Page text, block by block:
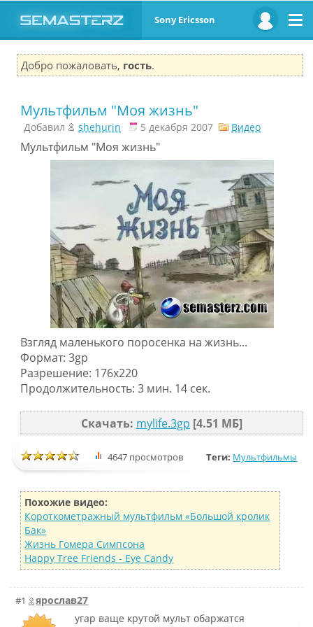
Sony Ericsson
Добро пожаловать, гость.
Мультфильм "Моя жизнь"
Добавил shehurin 5 декабря 2007 Видео
Мультфильм "Моя жизнь"
Взгляд маленького поросенка на жизнь...
Формат: 3gp
Разрешение: 176х220
Продолжительность: 3 мин. 14 сек.
Скачать: mylife.3gp [4.51 МБ]
4647 просмотров Теги: Мультфильмы
Похожие видео:
Короткометражный мультфильм «Большой кролик
Бак»
Жизнь Гомера Симпсона
Happy Tree Friends - Eye Candy
#1
ярослав27
угар ваще крутой мульт обаржатся